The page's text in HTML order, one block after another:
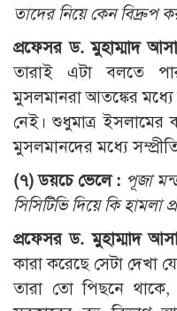
তাদের নিয়ে কেন বিদ্রুপ
প্রফেসর ড. মুহাম্মাদ
তারাই এটা বলতে
মুসলমানরা আতঙ্কের
নেই। শুধুমাত্র
মুসলমানদের মধ্যে
(৭) ডয়চে ভেলে : পূজা
সিসিটিভি দিয়ে কি হামলা
প্রফেসর ড. মুহাম্মাদ
কারা করেছে সেটা দেখা
তারা তো পিছনে